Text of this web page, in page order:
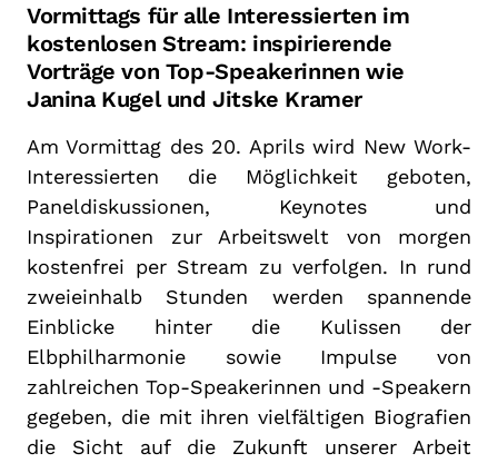
Vormittags für alle Interessierten im
kostenlosen Stream: inspirierende
Vorträge von Top-Speakerinnen wie
Janina Kugel und Jitske Kramer
Am Vormittag des 20. Aprils wird New Work-
Interessierten die Möglichkeit geboten,
Paneldiskussionen, Keynotes und
Inspirationen zur Arbeitswelt von morgen
kostenfrei per Stream zu verfolgen. In rund
zweieinhalb Stunden werden spannende
Einblicke hinter die Kulissen der
Elbphilharmonie sowie Impulse von
zahlreichen Top-Speakerinnen und -Speakern
gegeben, die mit ihren vielfältigen Biografien
die Sicht auf die Zukunft unserer Arbeit